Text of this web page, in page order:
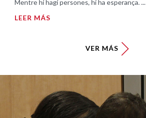
Mentre hi hagi persones, hi ha esperança. ...
LEER MÁS
VER MÁS